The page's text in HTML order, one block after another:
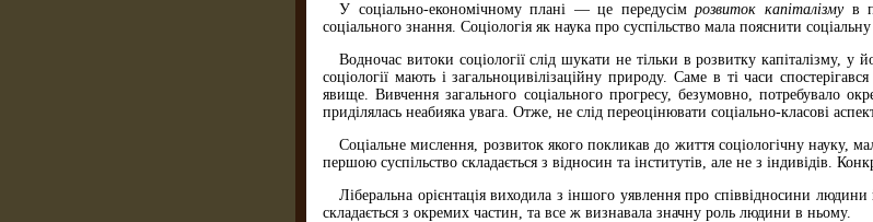
У соціально-економічному плані — це передусімрозвиток капіталізмув
соціального знання. Соціологія як наука про суспільство мала пояснити
Водночас витоки соціології слід шукати не тільки в розвитку капіталізму, у
соціології мають і загальноцивілізаційну природу. Саме в ті часи спостерігався
явище. Вивчення загального соціального прогресу, безумовно, потребувало
приділялась неабияка увага. Отже, не слід переоцінювати соціально-класові
Соціальне мислення, розвиток якого покликав до життя соціо­логічну науку,
першою суспільство складається з відносин та інститутів, але не з індивідів.
Ліберальна орієнтація виходила з іншого уявлення про співвідносини
складається з окремих частин, та все ж визнавала значну роль людини в ньому.